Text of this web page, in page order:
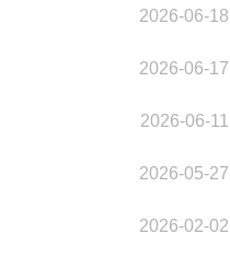
2026-06-18
2026-06-17
2026-06-11
2026-05-27
2026-02-02